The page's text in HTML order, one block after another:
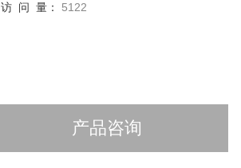
访 问 量： 5122
产品咨询